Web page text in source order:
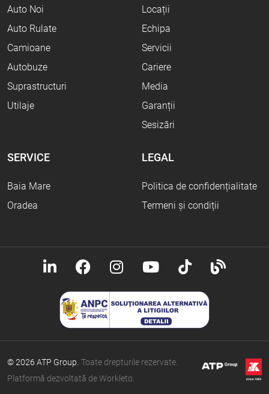
Auto Noi
Auto Rulate
Camioane
Autobuze
Suprastructuri
Utilaje
Locații
Echipa
Servicii
Cariere
Media
Garanții
Sesizări
SERVICE
Baia Mare
Oradea
LEGAL
Politica de confidențialitate
Termeni și condiții
© 2026 ATP Group. Toate drepturile rezervate.
Platformă dezvoltată de Workleto.